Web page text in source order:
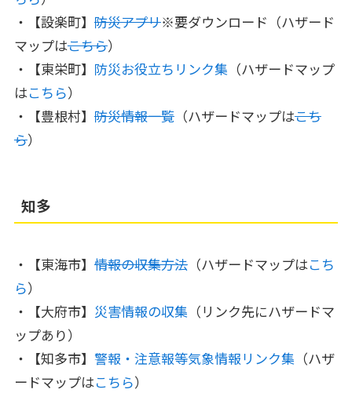
・【設楽町】 防災アプリ※要ダウンロード（ハザード
マップはこちら）
・【東栄町】 防災お役立ちリンク集 （ハザードマップ
はこちら）
・【豊根村】 防災情報一覧（ハザードマップはこち
ら）
知多
・【東海市】 情報の収集方法（ハザードマップはこち
ら）
・【大府市】 災害情報の収集 （リンク先にハザードマ
ップあり）
・【知多市】 警報・注意報等気象情報リンク集 （ハザ
ードマップはこちら）